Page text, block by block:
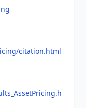
citation.html